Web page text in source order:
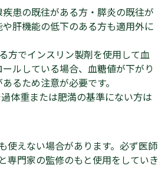
患の既往がある方・膵炎の既往が
肝機能の低下のある方も適用外に
方でインスリン製剤を使用して血
ルしている場合、血糖値が下がり
るため注意が必要です。
体重または肥満の基準にない方は
使えない場合があります。必ず医師
専門家の監修のもと使用をしていき